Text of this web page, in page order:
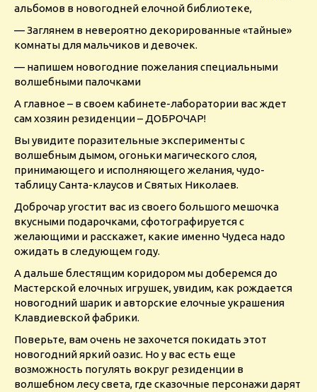
альбомов в новогодней елочной библиотеке,
— Заглянем в невероятно декорированные «тайные»
комнаты для мальчиков и девочек.
— напишем новогодние пожелания специальными
волшебными палочками
А главное – в своем кабинете-лаборатории вас ждет
сам хозяин резиденции – ДОБРОЧАР!
Вы увидите поразительные эксперименты с
волшебным дымом, огоньки магического слоя,
принимающего и исполняющего желания, чудо-
таблицу Санта-клаусов и Святых Николаев.
Доброчар угостит вас из своего большого мешочка
вкусными подарочками, сфотографируется с
желающими и расскажет, какие именно Чудеса надо
ожидать в следующем году.
А дальше блестящим коридором мы доберемся до
Мастерской елочных игрушек, увидим, как рождается
новогодний шарик и авторские елочные украшения
Клавдиевской фабрики.
Поверьте, вам очень не захочется покидать этот
новогодний яркий оазис. Но у вас есть еще
возможность погулять вокруг резиденции в
волшебном лесу света, где сказочные персонажи дарят